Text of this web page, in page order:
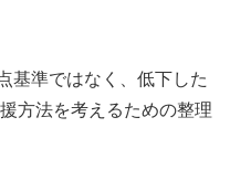
基準ではなく、低下した
方法を考えるための整理